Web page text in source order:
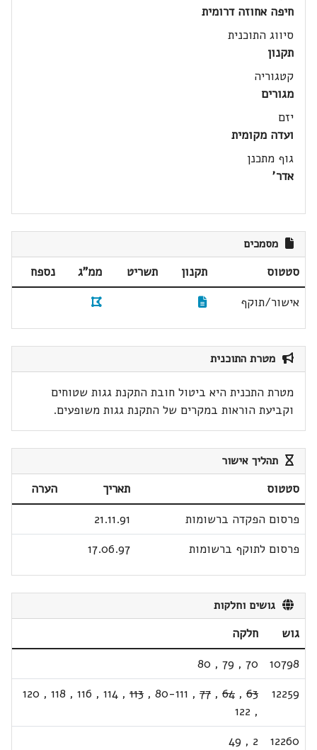
חיפה אחוזה דרומית
סיווג התוכנית
תקנון
קטגוריה
מגורים
יזם
ועדה מקומית
גוף מתכנן
אדר'
מסמכים
סטטוס תקנון תשריט ממ"ג
נספח
אישור/תוקף
מטרת התוכנית
מטרת התכנית היא ביטול חובת התקנת גגות שטוחים
וקביעת הוראות במקרים של התקנת גגות משופעים.
תהליך אישור
סטטוס תאריך
הערה
פרסום הפקדה ברשומות
21.11.91
פרסום לתוקף ברשומות
17.06.97
גושים וחלקות
גוש
חלקה
10798
70
,
79
,
80
12259
63
,
64
,
77
,
80-111
,
113
,
114
,
116
,
118
,
120
,
122
12260
2
,
49